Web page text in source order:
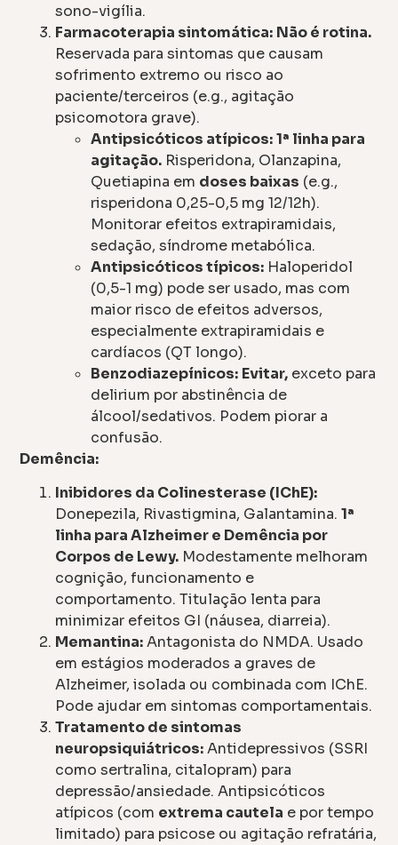
sono-vigília.
Farmacoterapia sintomática: Não é rotina.
Reservada para sintomas que causam
sofrimento extremo ou risco ao
paciente/terceiros (e.g., agitação
psicomotora grave).
Antipsicóticos atípicos: 1ª linha para
agitação. Risperidona, Olanzapina,
Quetiapina em doses baixas (e.g.,
risperidona 0,25-0,5 mg 12/12h).
Monitorar efeitos extrapiramidais,
sedação, síndrome metabólica.
Antipsicóticos típicos: Haloperidol
(0,5-1 mg) pode ser usado, mas com
maior risco de efeitos adversos,
especialmente extrapiramidais e
cardíacos (QT longo).
Benzodiazepínicos: Evitar, exceto para
delirium por abstinência de
álcool/sedativos. Podem piorar a
confusão.
Demência:
Inibidores da Colinesterase (IChE):
Donepezila, Rivastigmina, Galantamina.1ª
linha para Alzheimer e Demência por
Corpos de Lewy. Modestamente melhoram
cognição, funcionamento e
comportamento. Titulação lenta para
minimizar efeitos GI (náusea, diarreia).
Memantina:Antagonista do NMDA. Usado
em estágios moderados a graves de
Alzheimer, isolada ou combinada com IChE.
Pode ajudar em sintomas comportamentais.
Tratamento de sintomas
neuropsiquiátricos:Antidepressivos (SSRI
como sertralina, citalopram) para
depressão/ansiedade. Antipsicóticos
atípicos (com extrema cautela e por tempo
limitado) para psicose ou agitação refratária,